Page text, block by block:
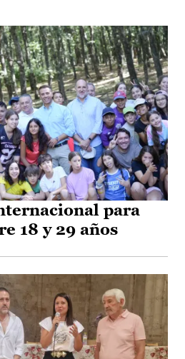
para
18 y 29 años